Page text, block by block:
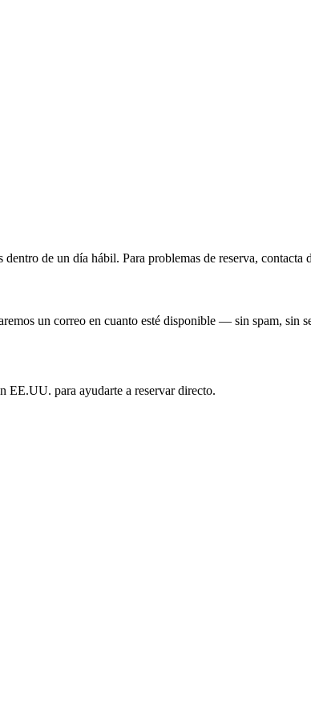
de un día hábil. Para problemas de reserva, contacta
un correo en cuanto esté disponible — sin spam, sin
EE.UU. para ayudarte a reservar directo.